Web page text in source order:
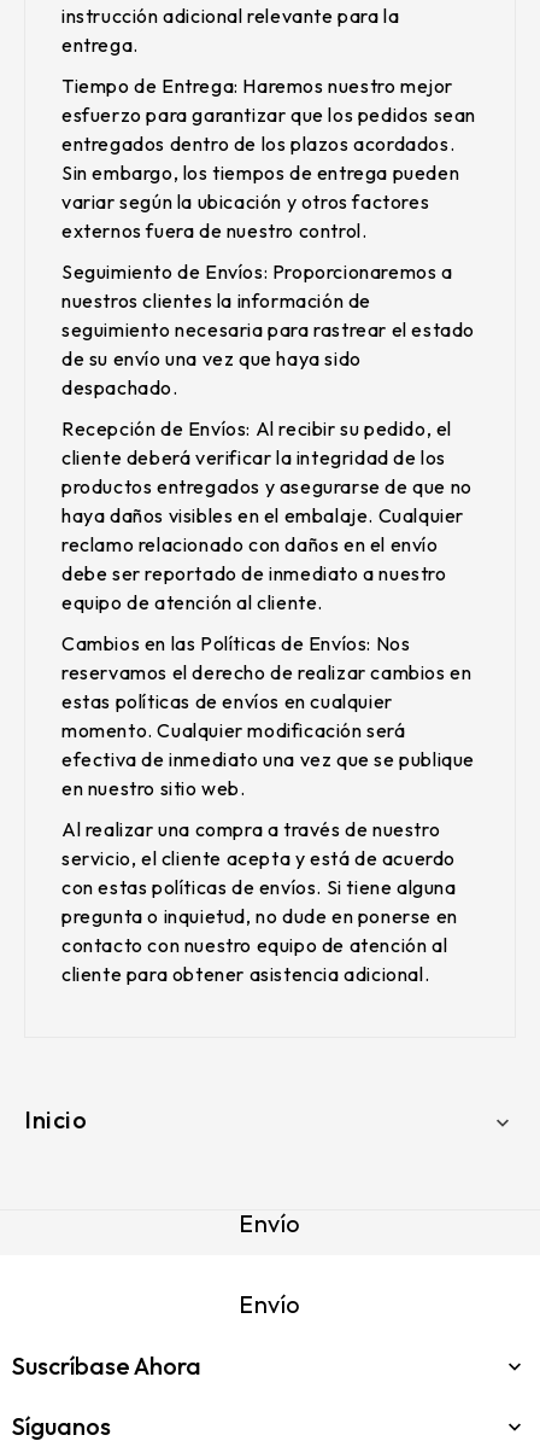
instrucción adicional relevante para la
entrega.
Tiempo de Entrega: Haremos nuestro mejor
esfuerzo para garantizar que los pedidos sean
entregados dentro de los plazos acordados.
Sin embargo, los tiempos de entrega pueden
variar según la ubicación y otros factores
externos fuera de nuestro control.
Seguimiento de Envíos: Proporcionaremos a
nuestros clientes la información de
seguimiento necesaria para rastrear el estado
de su envío una vez que haya sido
despachado.
Recepción de Envíos: Al recibir su pedido, el
cliente deberá verificar la integridad de los
productos entregados y asegurarse de que no
haya daños visibles en el embalaje. Cualquier
reclamo relacionado con daños en el envío
debe ser reportado de inmediato a nuestro
equipo de atención al cliente.
Cambios en las Políticas de Envíos: Nos
reservamos el derecho de realizar cambios en
estas políticas de envíos en cualquier
momento. Cualquier modificación será
efectiva de inmediato una vez que se publique
en nuestro sitio web.
Al realizar una compra a través de nuestro
servicio, el cliente acepta y está de acuerdo
con estas políticas de envíos. Si tiene alguna
pregunta o inquietud, no dude en ponerse en
contacto con nuestro equipo de atención al
cliente para obtener asistencia adicional.
Inicio 
Envío
Envío
Suscríbase Ahora 
Síguanos 